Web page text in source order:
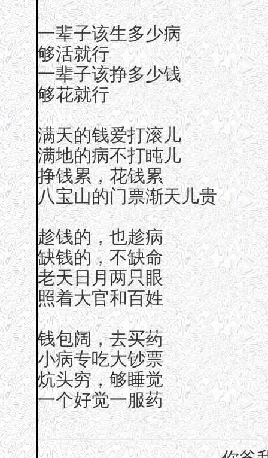
一辈子该生多少病
够活就行
一辈子该挣多少钱
够花就行
满天的钱爱打滚儿
满地的病不打盹儿
挣钱累，花钱累
八宝山的门票渐天儿贵
趁钱的，也趁病
缺钱的，不缺命
老天日月两只眼
照着大官和百姓
钱包阔，去买药
小病专吃大钞票
炕头穷，够睡觉
一个好觉一服药